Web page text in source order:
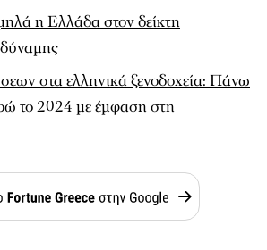
η Ελλάδα στον δείκτη
στα ελληνικά ξενοδοχεία: Πάνω
το 2024 με έμφαση στη